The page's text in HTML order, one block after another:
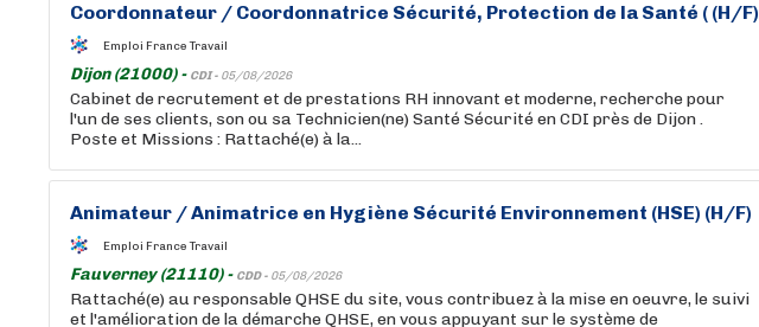
Coordonnateur / Coordonnatrice Sécurité, Protection de la Santé ( (H/F)
Emploi France Travail
Dijon (21000) - CDI - 05/08/2026
Cabinet de recrutement et de prestations RH innovant et moderne, recherche pour
l'un de ses clients, son ou sa Technicien(ne) Santé Sécurité en CDI près de Dijon .
Poste et Missions : Rattaché(e) à la...
Animateur / Animatrice en Hygiène Sécurité Environnement (HSE) (H/F)
Emploi France Travail
Fauverney (21110) - CDD - 05/08/2026
Rattaché(e) au responsable QHSE du site, vous contribuez à la mise en oeuvre, le suivi
et l'amélioration de la démarche QHSE, en vous appuyant sur le système de